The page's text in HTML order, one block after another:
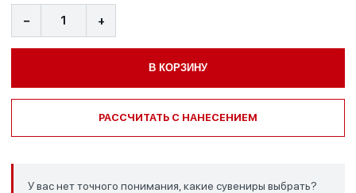
− +
В КОРЗИНУ
РАССЧИТАТЬ С НАНЕСЕНИЕМ
У вас нет точного понимания, какие сувениры выбрать?